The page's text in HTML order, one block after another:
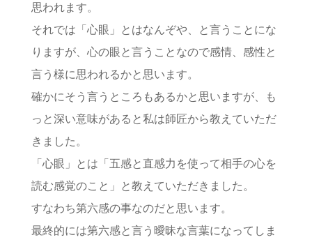
思われます。
それでは「心眼」とはなんぞや、と言うことにな
りますが、心の眼と言うことなので感情、感性と
言う様に思われるかと思います。
確かにそう言うところもあるかと思いますが、も
っと深い意味があると私は師匠から教えていただ
きました。
「心眼」とは「五感と直感力を使って相手の心を
読む感覚のこと」と教えていただきました。
すなわち第六感の事なのだと思います。
最終的には第六感と言う曖昧な言葉になってしま